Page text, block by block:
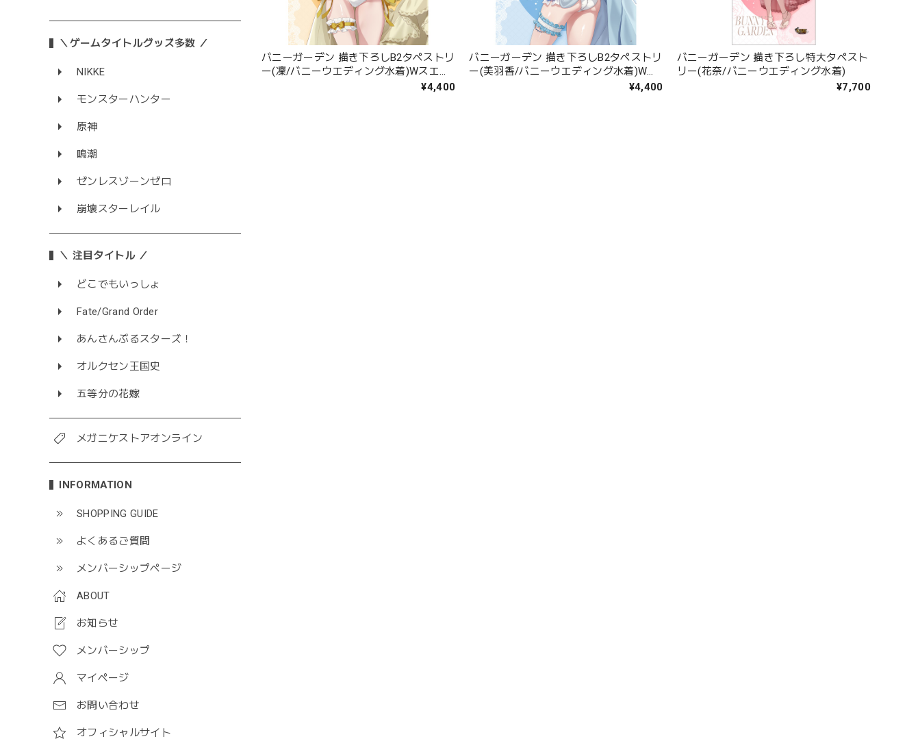
＼ゲームタイトルグッズ多数 ／
NIKKE
モンスターハンター
原神
鳴潮
ゼンレスゾーンゼロ
崩壊スターレイル
＼ 注目タイトル ／
どこでもいっしょ
Fate/Grand Order
あんさんぶるスターズ！
オルクセン王国史
五等分の花嫁
メガニケストアオンライン
INFORMATION
SHOPPING GUIDE
よくあるご質問
メンバーシップページ
ABOUT
お知らせ
メンバーシップ
マイページ
お問い合わせ
オフィシャルサイト
バニーガーデン 描き下ろしB2タペストリ
ー(凜/バニーウエディング水着)Wスエー
¥4,400
バニーガーデン 描き下ろしB2タペストリ
ー(美羽香/バニーウエディング水着)Wス
¥4,400
バニーガーデン 描き下ろし特大タペスト
リー(花奈/バニーウエディング水着)
¥7,700